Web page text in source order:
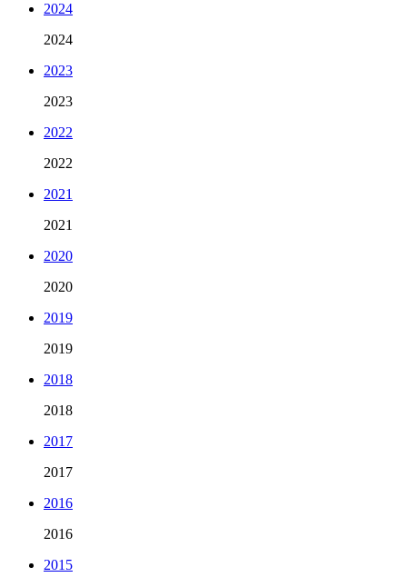
2024
2024
2023
2023
2022
2022
2021
2021
2020
2020
2019
2019
2018
2018
2017
2017
2016
2016
2015